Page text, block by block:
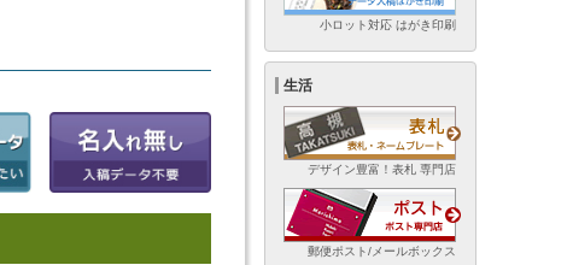
小ロット対応 はがき印刷
生活
デザイン豊富！表札 専門店
郵便ポスト/メールボックス